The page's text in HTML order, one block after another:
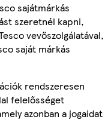
sajátmárkás
szeretnél kapni,
vevőszolgálatával,
saját márkás
rendszeresen
felelősséget
azonban a jogaidat